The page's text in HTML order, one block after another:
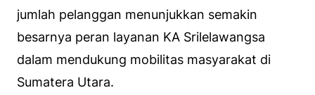
jumlah pelanggan menunjukkan semakin
besarnya peran layanan KA Srilelawangsa
dalam mendukung mobilitas masyarakat di
Sumatera Utara.